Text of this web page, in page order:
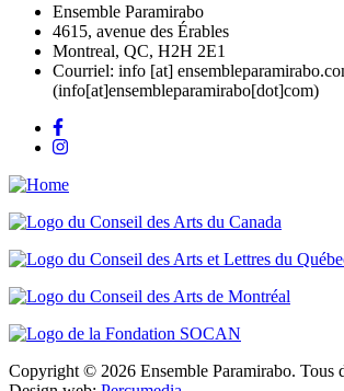
Ensemble Paramirabo
4615, avenue des Érables
Montreal, QC, H2H 2E1
Courriel: info [at]
(info[at]ensembleparamirabo[dot]com)
Copyright © 2026 Ensemble Paramirabo. Tous